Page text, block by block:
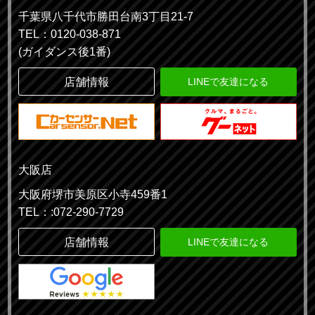
千葉県八千代市勝田台南3丁目21-7
TEL：0120-038-871
(ガイダンス後1番)
店舗情報 LINEで友達になる
大阪店
大阪府堺市美原区小寺459番1
TEL：:072-290-7729
店舗情報 LINEで友達になる